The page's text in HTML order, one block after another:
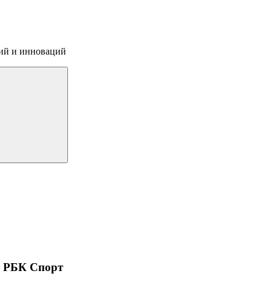
и инноваций
РБК Спорт